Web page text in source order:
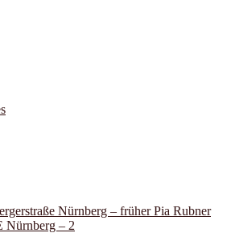
Nürnberg – früher Pia Rubner
– 2